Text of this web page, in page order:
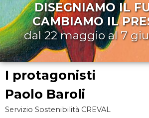
DISEGNIAMO IL
CAMBIAMO IL
dal 22 maggio al 7
I protagonisti
Paolo Baroli
Servizio Sostenibilità CREVAL